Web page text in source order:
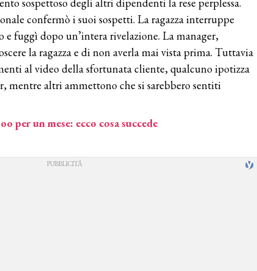
sospettoso degli altri dipendenti la rese perplessa.
confermò i suoi sospetti. La ragazza interruppe
e fuggì dopo un’intera rivelazione. La manager,
la ragazza e di non averla mai vista prima. Tuttavia
al video della sfortunata cliente, qualcuno ipotizza
mentre altri ammettono che si sarebbero sentiti
per un mese: ecco cosa succede